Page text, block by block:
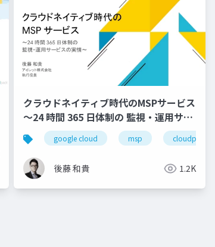
クラウドネイティブ時代のMSPサービス
〜24 時間 365 日体制の 監視・運用サー
ビスの実情〜
google cloud msp cloudpack
後藤 和貴 1.2K